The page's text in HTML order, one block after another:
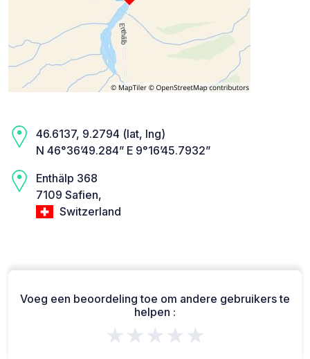
46.6137, 9.2794 (lat, lng)
N 46°36’49.284” E 9°16’45.7932”
Enthälp 368
7109 Safien,
Switzerland
Voeg een beoordeling toe om andere gebruikers te
helpen :
★★★★★